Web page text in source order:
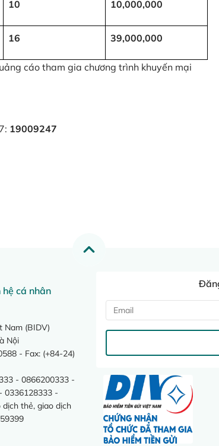
10 10,000,000
16 39,000,000
cáo tham gia chương trình khuyến mại
19009247
hệ cá nhân
Nam (BIDV)
Nội
- Fax: (+84-24)
- 0866200333 -
0336128333 -
thẻ, giao dịch